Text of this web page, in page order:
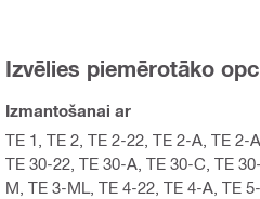
Izvēlies piemērotāko
Izmantošanai ar
TE 1, TE 2, TE 2-22, TE 2-A, TE 2-
TE 30-22, TE 30-A, TE 30-C, TE
M, TE 3-ML, TE 4-22, TE 4-A, TE